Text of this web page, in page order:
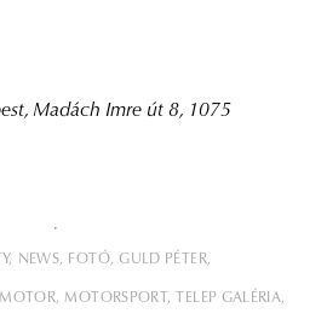
Madách Imre út 8, 1075
NEWS FOTÓ GULD PÉTER
MOTOR MOTORSPORT TELEP GALÉRIA